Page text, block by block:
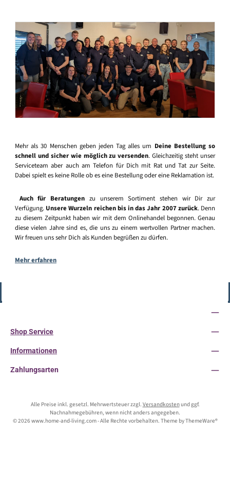
Mehr als 30 Menschen geben jeden Tag alles um Deine Bestellung so
schnell und sicher wie möglich zu versenden. Gleichzeitig steht unser
Serviceteam aber auch am Telefon für Dich mit Rat und Tat zur Seite.
Dabei spielt es keine Rolle ob es eine Bestellung oder eine Reklamation ist.
Auch für Beratungen zu unserem Sortiment stehen wir Dir zur
Verfügung. Unsere Wurzeln reichen bis in das Jahr 2007 zurück. Denn
zu diesem Zeitpunkt haben wir mit dem Onlinehandel begonnen. Genau
diese vielen Jahre sind es, die uns zu einem wertvollen Partner machen.
Wir freuen uns sehr Dich als Kunden begrüßen zu dürfen.
Mehr erfahren
Shop Service
Informationen
Zahlungsarten
Alle Preise inkl. gesetzl. Mehrwertsteuer zzgl. Versandkostenund ggf.
Nachnahmegebühren, wenn nicht anders angegeben.
© 2026 www.home-and-living.com - Alle Rechte vorbehalten. Theme byThemeWare®